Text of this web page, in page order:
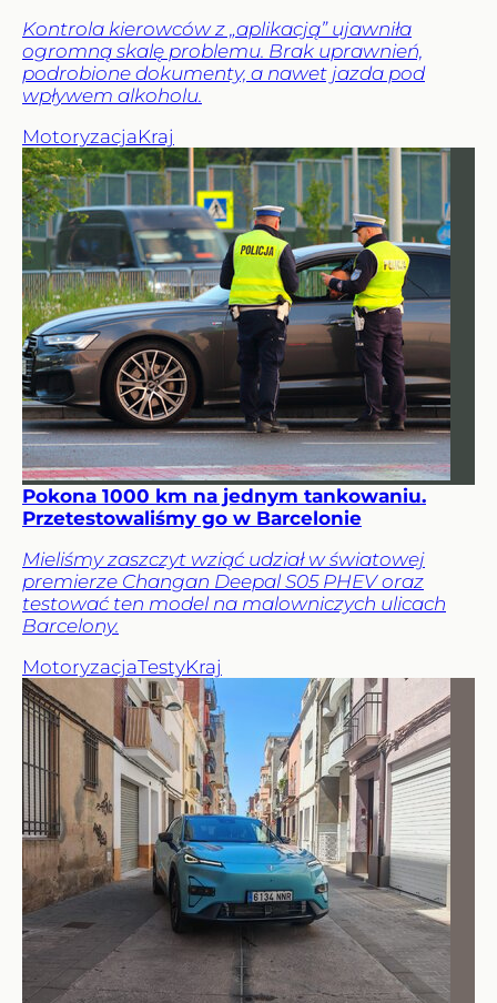
Kontrola kierowców z „aplikacją” ujawniła
ogromną skalę problemu. Brak uprawnień,
podrobione dokumenty, a nawet jazda pod
wpływem alkoholu.
MotoryzacjaKraj
Pokona 1000 km na jednym tankowaniu.
Przetestowaliśmy go w Barcelonie
Mieliśmy zaszczyt wziąć udział w światowej
premierze Changan Deepal S05 PHEV oraz
testować ten model na malowniczych ulicach
Barcelony.
MotoryzacjaTestyKraj